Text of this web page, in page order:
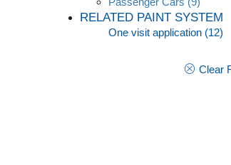
RELATED PAINT SYSTEM
One visit application (12)
Clear